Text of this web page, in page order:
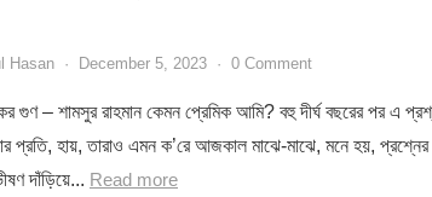
Hasan · December 5, 2023 · 0 Comment
গুণ – শামসুর রাহমান কেমন প্রেমিক আমি? বহু দীর্ঘ বছরের পর এ
প্রতি, হায়, তারাও এমন ক’রে আজকাল মাঝে-মাঝে, মনে হয়,
দাঁড়িয়ে... Read more